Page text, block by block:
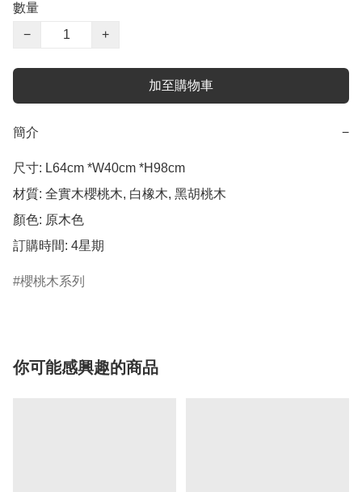
數量
−
+
加至購物車
簡介 −
尺寸: L64cm *W40cm *H98cm
材質: 全實木櫻桃木, 白橡木, 黑胡桃木
顏色: 原木色
訂購時間: 4星期
櫻桃木系列
你可能感興趣的商品